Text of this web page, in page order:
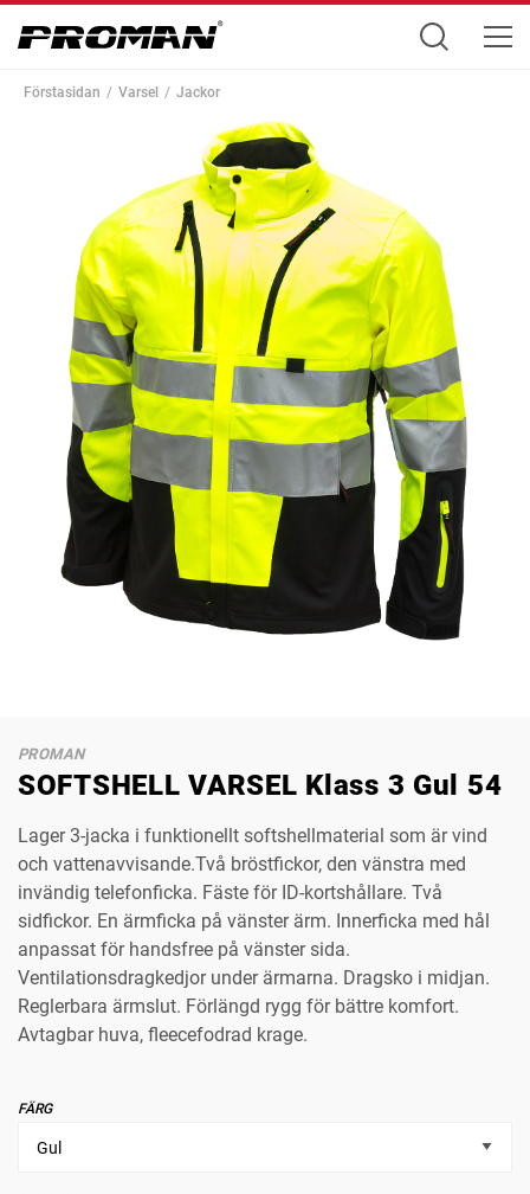
Förstasidan Varsel Jackor
PROMAN
SOFTSHELL VARSEL Klass 3 Gul 54
Lager 3-jacka i funktionellt softshellmaterial som är vind
och vattenavvisande.Två bröstfickor, den vänstra med
invändig telefonficka. Fäste för ID-kortshållare. Två
sidfickor. En ärmficka på vänster ärm. Innerficka med hål
anpassat för handsfree på vänster sida.
Ventilationsdragkedjor under ärmarna. Dragsko i midjan.
Reglerbara ärmslut. Förlängd rygg för bättre komfort.
Avtagbar huva, fleecefodrad krage.
FÄRG